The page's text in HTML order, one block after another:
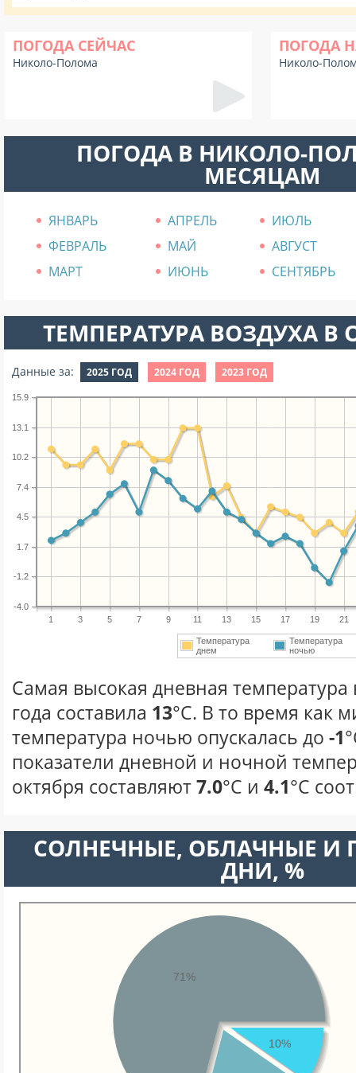
ПОГОДА СЕЙЧАС
Николо-Полома
ПОГОДА
Николо-
ПОГОДА В НИКОЛО-
МЕСЯЦАМ
ЯНВАРЬ АПРЕЛЬ
ИЮЛЬ
ФЕВРАЛЬ
МАЙ
АВГУСТ
МАРТ
ИЮНЬ СЕНТЯБРЬ
ТЕМПЕРАТУРА ВОЗДУХА В
Данные за: 2025 ГОД 2024 ГОД 2023 ГОД
1 3 5 7 9 11 13 15 17 19 21
-4.0
-1.2
1.7
4.5
7.4
10.2
13.1
15.9
Температура
днем
Температура
ночью
Самая высокая дневная температура
года составила 13°С. В то время как
температура ночью опускалась до -1
показатели дневной и ночной
октября составляют7.0°С и 4.1°С
CОЛНЕЧНЫЕ, ОБЛАЧНЫЕ И
ДНИ, %
10%
71%